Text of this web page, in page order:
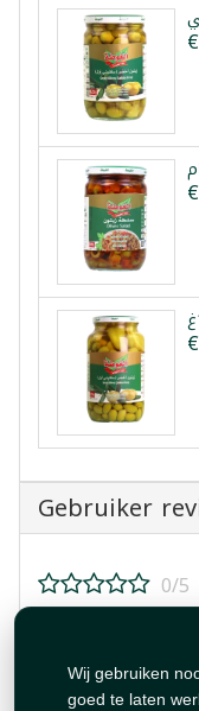
Wij gebruiken
goed te laten
Gebruiker
0/5